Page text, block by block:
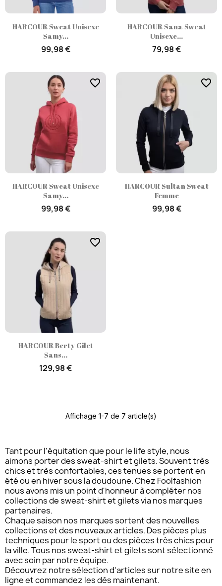
HARCOUR Sweat Unisexe
Samy...
99,98 €
HARCOUR Sana Sweat
Unisexe...
79,98 €
HARCOUR Sweat Unisexe
Samy...
99,98 €
favorite_border
HARCOUR Sultan Sweat
Femme
99,98 €
favorite_border
HARCOUR Berty Gilet
Sans...
129,98 €
favorite_border
Affichage 1-7 de 7 article(s)
Tant pour l'équitation que pour le life style, nous
aimons porter des sweat-shirt et gilets. Souvent très
chics et très confortables, ces tenues se portent en
été ou en hiver sous la doudoune. Chez Foolfashion
nous avons mis un point d'honneur à compléter nos
collections de sweat-shirt et gilets via nos marques
partenaires.
Chaque saison nos marques sortent des nouvelles
collections et des nouveaux articles. Des pièces plus
techniques pour le sport ou des pièces très chics pour
la ville. Tous nos sweat-shirt et gilets sont sélectionné
avec soin par notre équipe.
Découvrez notre sélection d'articles sur notre site en
ligne et commandez les dès maintenant.